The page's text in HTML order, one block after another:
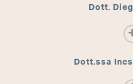
Dott.
Dott.ssa